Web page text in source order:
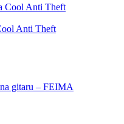
Anti Theft